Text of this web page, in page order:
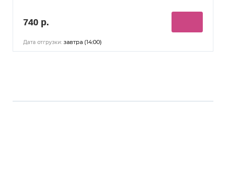
740 р.
Дата отгрузки: завтра (14:00)